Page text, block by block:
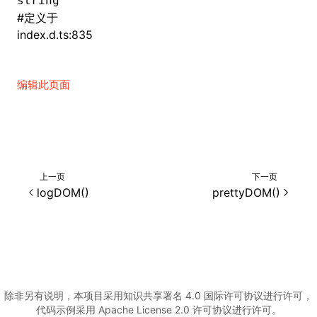
#定义于
index.d.ts:835
编辑此页面
上一页
logDOM()
下一页
prettyDOM()
除非另有说明，本项目采用知识共享署名 4.0 国际许可协议进行许可，
代码示例采用 Apache License 2.0 许可协议进行许可。